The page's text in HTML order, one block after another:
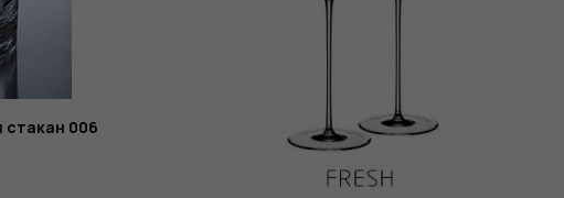
стакан 006